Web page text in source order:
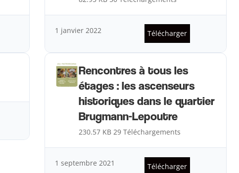
1 janvier 2022 Télécharger
Rencontres à tous les
étages : les ascenseurs
historiques dans le quartier
Brugmann-Lepoutre
230.57 KB29 Téléchargements
1 septembre 2021 Télécharger